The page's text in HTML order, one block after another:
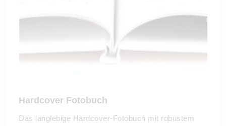
Hardcover Fotobuch
Das langlebige Hardcover-Fotobuch mit robustem